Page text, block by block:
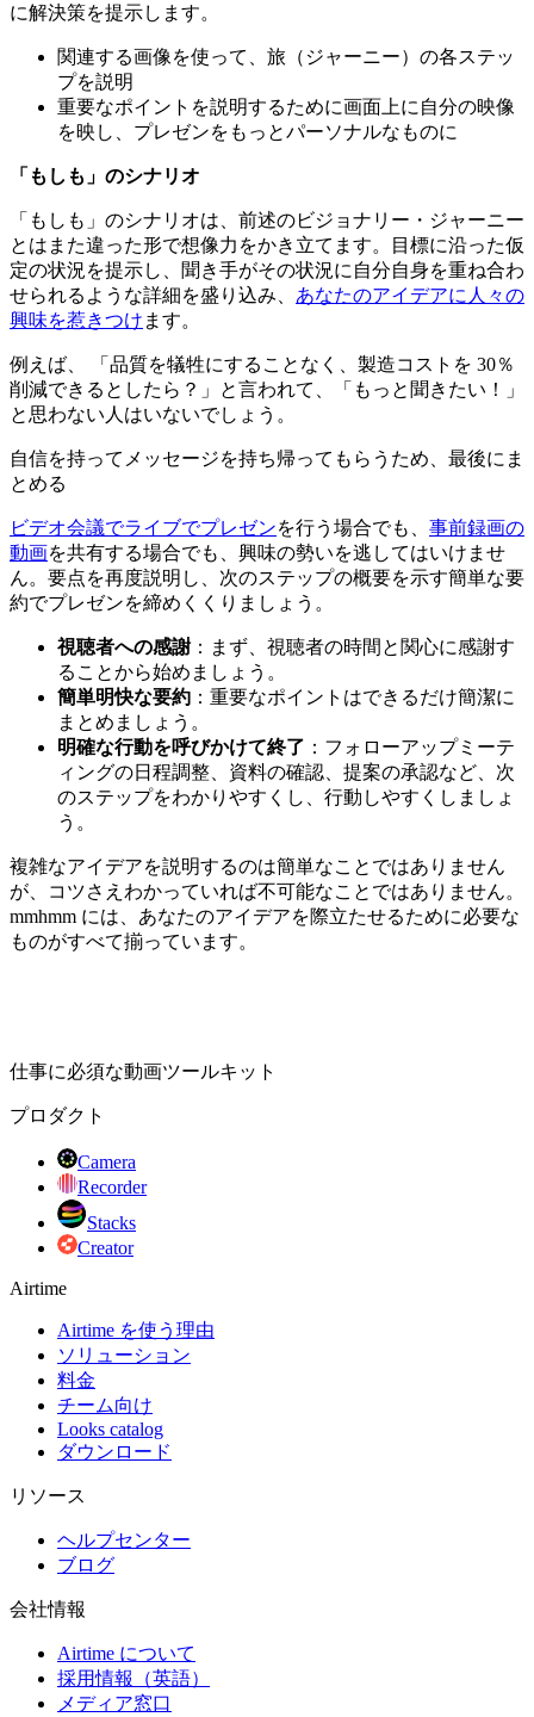
に解決策を提示します。
関連する画像を使って、旅（ジャーニー）の各ステッ
プを説明
重要なポイントを説明するために画面上に自分の映像
を映し、プレゼンをもっとパーソナルなものに
「もしも」のシナリオ
「もしも」のシナリオは、前述のビジョナリー・ジャーニー
とはまた違った形で想像力をかき立てます。目標に沿った仮
定の状況を提示し、聞き手がその状況に自分自身を重ね合わ
せられるような詳細を盛り込み、 あなたのアイデアに人々の
興味を惹きつけ ます。
例えば、 「品質を犠牲にすることなく、製造コストを 30％
削減できるとしたら？」と言われて、「もっと聞きたい！」
と思わない人はいないでしょう。
自信を持ってメッセージを持ち帰ってもらうため、最後にま
とめる
ビデオ会議でライブでプレゼンを行う場合でも、 事前録画の
動画を共有する場合でも、興味の勢いを逃してはいけませ
ん。要点を再度説明し、次のステップの概要を示す簡単な要
約でプレゼンを締めくくりましょう。
視聴者への感謝：まず、視聴者の時間と関心に感謝す
ることから始めましょう。
簡単明快な要約 ：重要なポイントはできるだけ簡潔に
まとめましょう。
明確な行動を呼びかけて終了 ：フォローアップミーテ
ィングの日程調整、資料の確認、提案の承認など、次
のステップをわかりやすくし、行動しやすくしましょ
う。
複雑なアイデアを説明するのは簡単なことではありません
が、コツさえわかっていれば不可能なことではありません。
mmhmm には、あなたのアイデアを際立たせるために必要な
ものがすべて揃っています。
仕事に必須な動画ツールキット
プロダクト
Camera
Recorder
Stacks
Creator
Airtime
Airtime を使う理由
ソリューション
料金
チーム向け
Looks catalog
ダウンロード
リソース
ヘルプセンター
ブログ
会社情報
Airtime について
採用情報（英語）
メディア窓口